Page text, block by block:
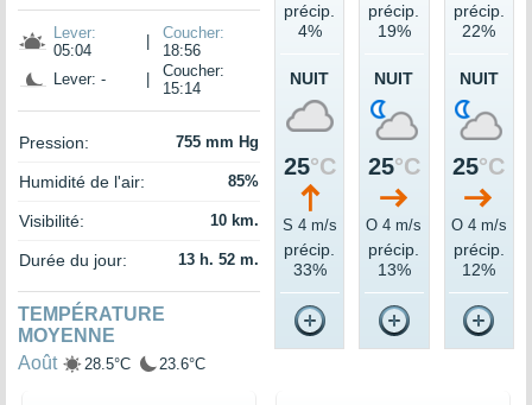
Lever:
05:04
Coucher:
18:56
Lever: -
Coucher:
15:14
Pression: 755 mm Hg
Humidité de l'air: 85%
Visibilité: 10 km.
Durée du jour: 13 h. 52 m.
TEMPÉRATURE
MOYENNE
Août
28.5°C 23.6°C
précip.
4%
NUIT
25°C
S 4 m/s
précip.
33%
précip.
19%
NUIT
25°C
O 4 m/s
précip.
13%
précip.
22%
NUIT
25°C
O 4 m/s
précip.
12%